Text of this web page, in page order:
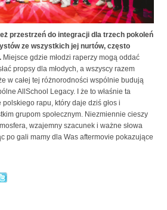
przestrzeń do integracji dla trzech pokoleń
ze wszystkich jej nurtów, często
Miejsce gdzie młodzi raperzy mogą oddać
propsy dla młodych, a wszyscy razem
w całej tej różnorodności wspólnie budują
AllSchool Legacy. I że to właśnie ta
rapu, który daje dziś głos i
grupom społecznym. Niezmiennie cieszy
wzajemny szacunek i ważne słowa
po gali mamy dla Was aftermovie pokazujące